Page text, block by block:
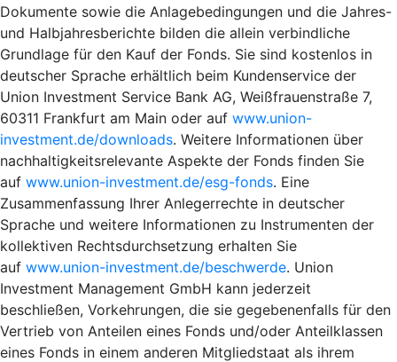
Dokumente sowie die Anlagebedingungen und die Jahres-
und Halbjahresberichte bilden die allein verbindliche
Grundlage für den Kauf der Fonds. Sie sind kostenlos in
deutscher Sprache erhältlich beim Kundenservice der
Union Investment Service Bank AG, Weißfrauenstraße 7,
60311 Frankfurt am Main oder auf www.union-
investment.de/downloads. Weitere Informationen über
nachhaltigkeitsrelevante Aspekte der Fonds finden Sie
auf www.union-investment.de/esg-fonds. Eine
Zusammenfassung Ihrer Anlegerrechte in deutscher
Sprache und weitere Informationen zu Instrumenten der
kollektiven Rechtsdurchsetzung erhalten Sie
auf www.union-investment.de/beschwerde. Union
Investment Management GmbH kann jederzeit
beschließen, Vorkehrungen, die sie gegebenenfalls für den
Vertrieb von Anteilen eines Fonds und/oder Anteilklassen
eines Fonds in einem anderen Mitgliedstaat als ihrem